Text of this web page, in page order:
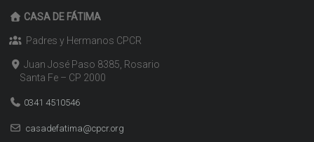
CASA DE FÁTIMA
Padres y Hermanos CPCR
Juan José Paso 8385, Rosario
Santa Fe – CP 2000
0341 4510546
casadefatima@cpcr.org